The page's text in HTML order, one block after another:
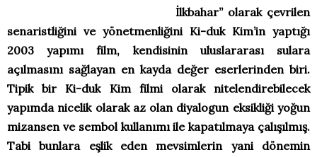
İlkbahar” olarak çevrilen
senaristliğini ve yönetmenliğini Ki-duk Kim’in yaptığı
2003 yapımı film, kendisinin uluslararası sulara
açılmasını sağlayan en kayda değer eserlerinden biri.
Tipik bir Ki-duk Kim filmi olarak nitelendirebilecek
yapımda nicelik olarak az olan diyalogun eksikliği yoğun
mizansen ve sembol kullanımı ile kapatılmaya çalışılmış.
Tabi bunlara eşlik eden mevsimlerin yani dönemin